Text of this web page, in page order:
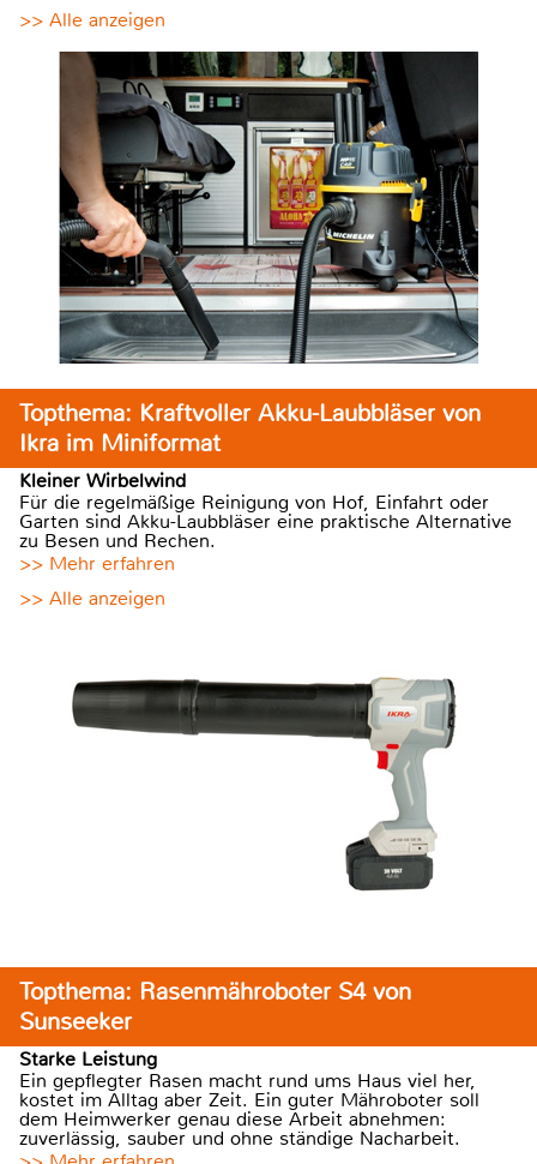
>> Alle anzeigen
Topthema: Kraftvoller Akku-Laubbläser von
Ikra im Miniformat
Kleiner Wirbelwind
Für die regelmäßige Reinigung von Hof, Einfahrt oder
Garten sind Akku-Laubbläser eine praktische Alternative
zu Besen und Rechen.
>> Mehr erfahren
>> Alle anzeigen
Topthema: Rasenmähroboter S4 von
Sunseeker
Starke Leistung
Ein gepflegter Rasen macht rund ums Haus viel her,
kostet im Alltag aber Zeit. Ein guter Mähroboter soll
dem Heimwerker genau diese Arbeit abnehmen:
zuverlässig, sauber und ohne ständige Nacharbeit.